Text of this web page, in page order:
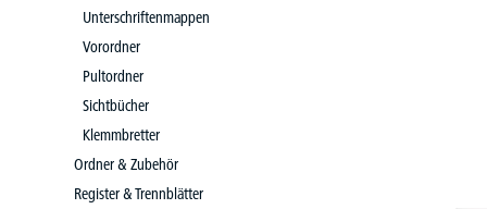
Unterschriftenmappen
Vorordner
Pultordner
Sichtbücher
Klemmbretter
Ordner & Zubehör
Register & Trennblätter